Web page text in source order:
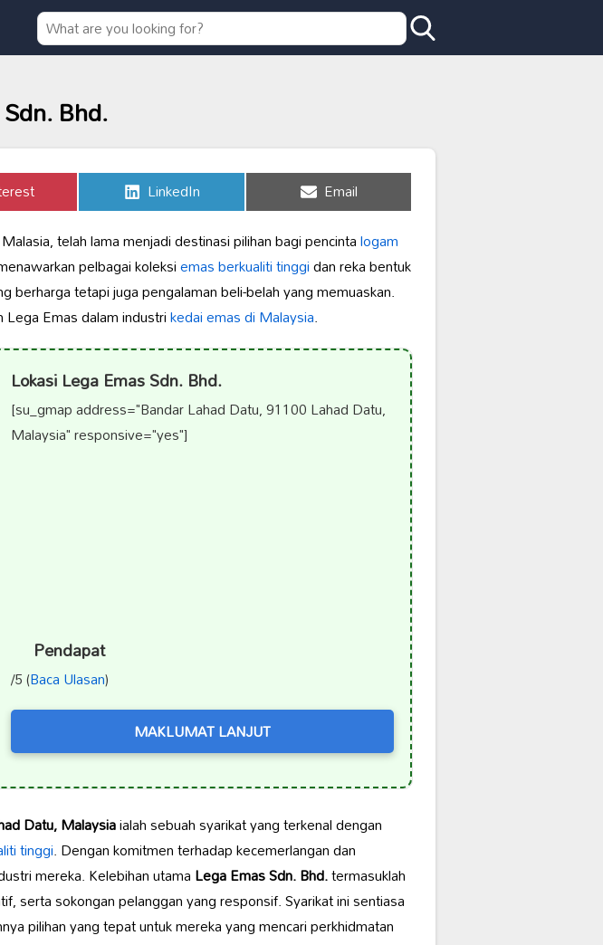
Bhd.
Share
on
LinkedIn Share
on
Email
telah lama menjadi destinasi pilihan bagi pencintalogam
pelbagai koleksiemas berkualiti tinggidan reka bentuk
berharga tetapi juga pengalaman beli-belah yang memuaskan.
Emas dalam industrikedai emas di Malaysia.
Lokasi Lega Emas Sdn. Bhd.
[su_gmap address="Bandar Lahad Datu, 91100 Lahad Datu,
Malaysia" responsive="yes"]
Pendapat
/5 (Baca Ulasan)
MAKLUMAT LANJUT
Datu, Malaysiaialah sebuah syarikat yang terkenal dengan
tinggi. Dengan komitmen terhadap kecemerlangan dan
mereka. Kelebihan utamaLega Emas Sdn. Bhd.termasuklah
serta sokongan pelanggan yang responsif. Syarikat ini sentiasa
pilihan yang tepat untuk mereka yang mencari perkhidmatan